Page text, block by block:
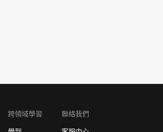
跨領域學習 聯絡我們